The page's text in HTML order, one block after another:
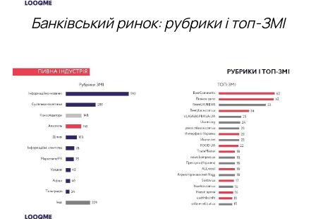
Банківський ринок: рубрики і топ-ЗМІ